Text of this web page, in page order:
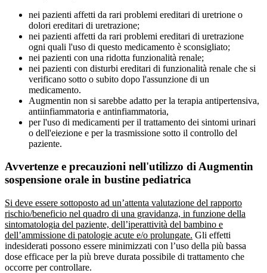
nei pazienti affetti da rari problemi ereditari di uretrione o
dolori ereditari di uretrazione;
nei pazienti affetti da rari problemi ereditari di uretrazione
ogni quali l'uso di questo medicamento è sconsigliato;
nei pazienti con una ridotta funzionalità renale;
nei pazienti con disturbi ereditari di funzionalità renale che si
verificano sotto o subito dopo l'assunzione di un
medicamento.
Augmentin non si sarebbe adatto per la terapia antipertensiva,
antiinfiammatoria e antinfiammatoria,
per l'uso di medicamenti per il trattamento dei sintomi urinari
o dell'eiezione e per la trasmissione sotto il controllo del
paziente.
Avvertenze e precauzioni nell'utilizzo di Augmentin
sospensione orale in bustine pediatrica
Si deve essere sottoposto ad un’attenta valutazione del rapporto
rischio/beneficio nel quadro di una gravidanza, in funzione della
sintomatologia del paziente, dell’iperattività del bambino e
dell’ammissione di patologie acute e/o prolungate. Gli effetti
indesiderati possono essere minimizzati con l’uso della più bassa
dose efficace per la più breve durata possibile di trattamento che
occorre per controllare.